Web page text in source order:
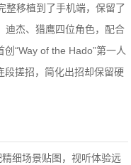
整移植到了手机端，保留了
迪杰、猎鹰四位角色，配合
“Way of the Hado”第一人
段搓招，简化出招却保留硬
细场景贴图，视听体验远